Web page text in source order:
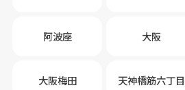
阿波座 大阪
大阪梅田 天神橋筋六丁目